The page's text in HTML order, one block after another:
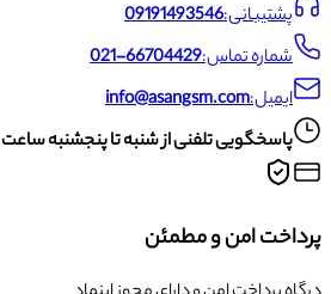
پشتیبانی:09191493546
شماره تماس:021-66704429
ایمیل:info@asangsm.com
پاسخگویی تلفنی از شنبه تا پنجشنبه ساعت ۱۰ الی ۱۹
پرداخت امن و مطمئن